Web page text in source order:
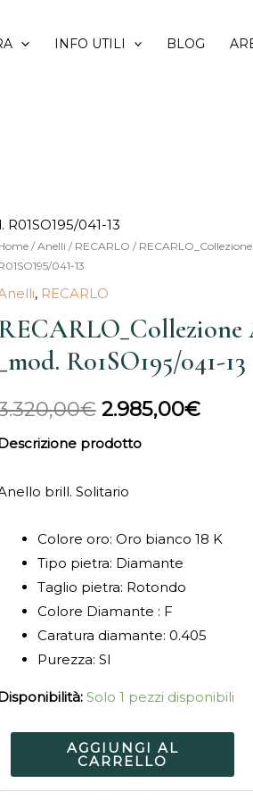
INFO UTILI BLOG
041-13
/ Anelli / RECARLO /
041-13
, RECARLO
R01SO195/041-13
€
Il
prezzo
originale
era:
3.320,00€.
2.985,00€
Il
è:
Descrizione prodotto
brill. Solitario
Colore oro: Oro bianco 18 K
Tipo pietra: Diamante
Taglio pietra: Rotondo
Colore Diamante : F
Caratura diamante: 0.405
Purezza: SI
Solo 1 pezzi disponibili
R01SO195/041-
AGGIUNGI AL
CARRELLO